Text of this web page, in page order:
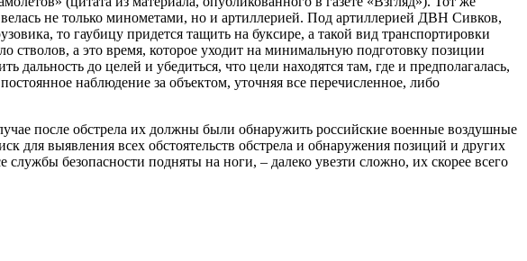
велась не только минометами, но и артиллерией. Под артиллерией ДВН Сивков,
то гаубицу придется тащить на буксире, а такой вид транспортировки
стволов, а это время, которое уходит на минимальную подготовку позиции
до целей и убедиться, что цели находятся там, где и предполагалась,
наблюдение за объектом, уточняя все перечисленное, либо
после обстрела их должны были обнаружить российские военные воздушные
для выявления всех обстоятельств обстрела и обнаружения позиций и других
безопасности подняты на ноги, – далеко увезти сложно, их скорее всего